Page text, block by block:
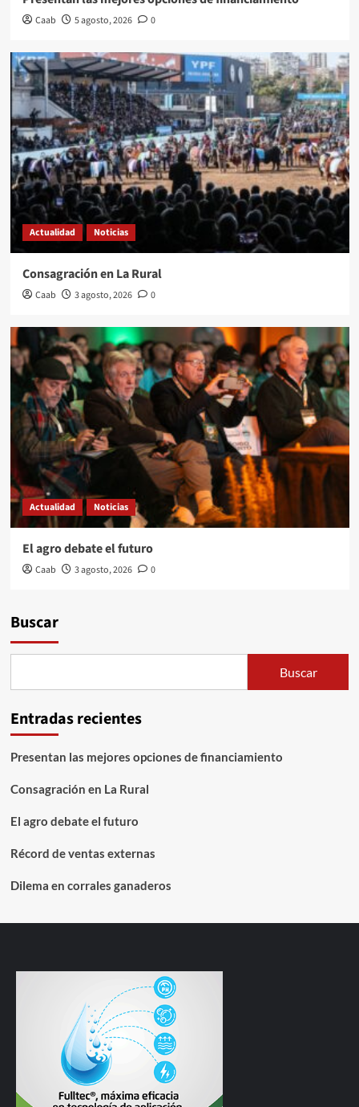
Caab 5 agosto, 2026 0
Actualidad Noticias
Consagración en La Rural
Caab 3 agosto, 2026 0
Actualidad Noticias
El agro debate el futuro
Caab 3 agosto, 2026 0
Buscar
Buscar
Entradas recientes
Presentan las mejores opciones de financiamiento
Consagración en La Rural
El agro debate el futuro
Récord de ventas externas
Dilema en corrales ganaderos